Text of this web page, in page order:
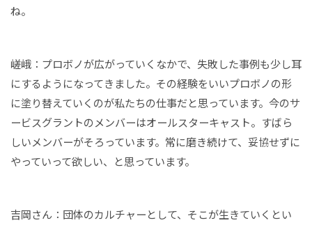
ね。
嵯峨：プロボノが広がっていくなかで、失敗した事例も少し耳
にするようになってきました。その経験をいいプロボノの形
に塗り替えていくのが私たちの仕事だと思っています。今のサ
ービスグラントのメンバーはオールスターキャスト。すばら
しいメンバーがそろっています。常に磨き続けて、妥協せずに
やっていって欲しい、と思っています。
吉岡さん：団体のカルチャーとして、そこが生きていくとい